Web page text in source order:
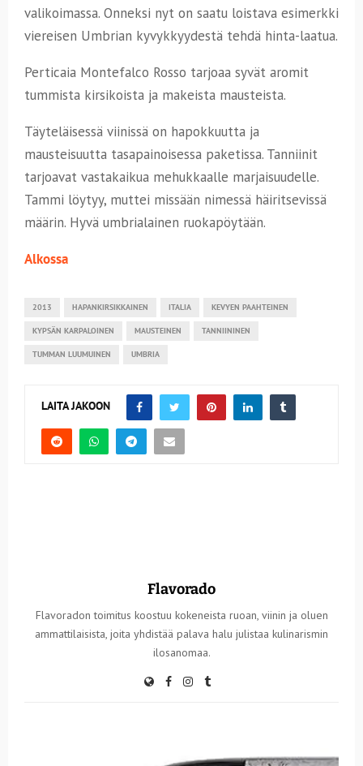
valikoimassa. Onneksi nyt on saatu loistava esimerkki
viereisen Umbrian kyvykkyydestä tehdä hinta-laatua.
Perticaia Montefalco Rosso tarjoaa syvät aromit
tummista kirsikoista ja makeista mausteista.
Täyteläisessä viinissä on hapokkuutta ja
mausteisuutta tasapainoisessa paketissa. Tanniinit
tarjoavat vastakaikua mehukkaalle marjaisuudelle.
Tammi löytyy, muttei missään nimessä häiritsevissä
määrin. Hyvä umbrialainen ruokapöytään.
Alkossa
2013 HAPANKIRSIKKAINEN ITALIA KEVYEN PAAHTEINEN
KYPSÄN KARPALOINEN MAUSTEINEN TANNIININEN
TUMMAN LUUMUINEN UMBRIA
LAITA JAKOON
Flavorado
Flavoradon toimitus koostuu kokeneista ruoan, viinin ja oluen
ammattilaisista, joita yhdistää palava halu julistaa kulinarismin
ilosanomaa.